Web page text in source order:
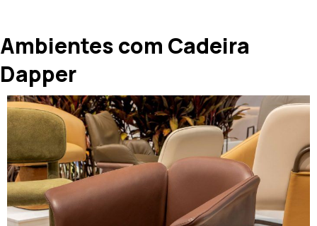
Ambientes com Cadeira
Dapper